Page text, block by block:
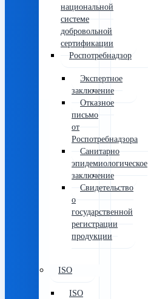
национальной
системе
добровольной
сертификации
Роспотребнадзор
Экспертное
заключение
Отказное
письмо
от
Роспотребнадзора
Санитарно
эпидемиологическое
заключение
Свидетельство
о
государственной
регистрации
продукции
ISO
ISO